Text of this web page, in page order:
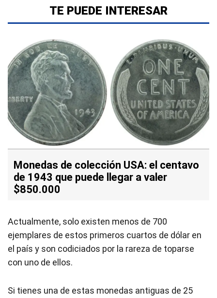
TE PUEDE INTERESAR
Monedas de colección USA: el centavo
de 1943 que puede llegar a valer
$850.000
Actualmente, solo existen menos de 700
ejemplares de estos primeros cuartos de dólar en
el país y son codiciados por la rareza de toparse
con uno de ellos.
Si tienes una de estas monedas antiguas de 25